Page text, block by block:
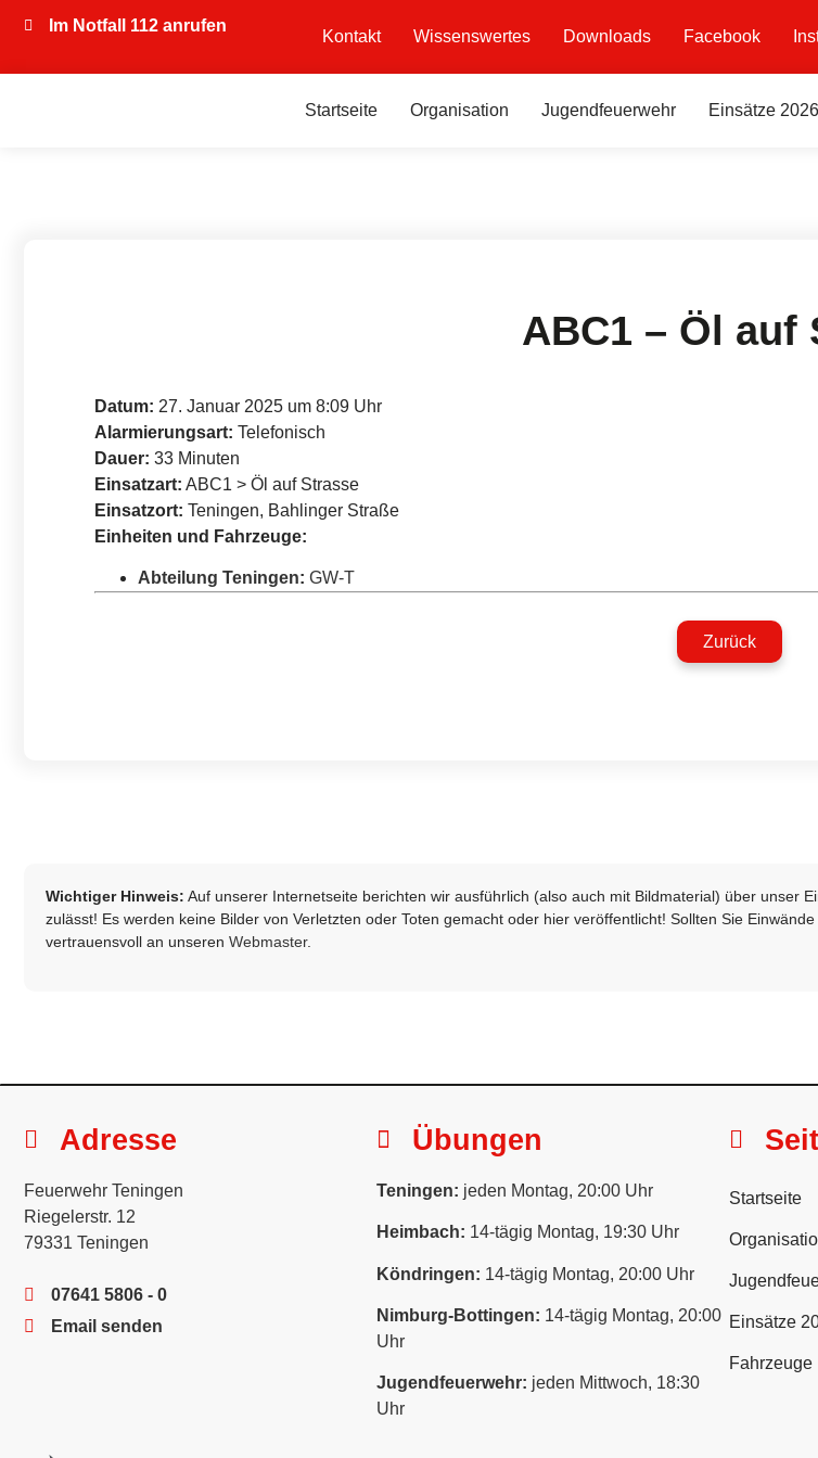
Im Notfall 112 anrufen
Kontakt Wissenswertes Downloads Facebook
Startseite Organisation Jugendfeuerwehr Einsätze 2026
ABC1 – Öl auf
Datum: 27. Januar 2025 um 8:09 Uhr
Alarmierungsart: Telefonisch
Dauer: 33 Minuten
Einsatzart: ABC1 > Öl auf Strasse
Einsatzort: Teningen, Bahlinger Straße
Einheiten und Fahrzeuge:
Abteilung Teningen: GW-T
Zurück
Wichtiger Hinweis: Auf unserer Internetseite berichten wir ausführlich (also auch mit Bildmaterial) über unser
zulässt! Es werden keine Bilder von Verletzten oder Toten gemacht oder hier veröffentlicht! Sollten Sie
vertrauensvoll an unseren Webmaster.
Adresse
Feuerwehr Teningen
Riegelerstr. 12
79331 Teningen
07641 5806 - 0
Email senden
Übungen
Teningen: jeden Montag, 20:00 Uhr
Heimbach: 14-tägig Montag, 19:30 Uhr
Köndringen: 14-tägig Montag, 20:00 Uhr
Nimburg-Bottingen: 14-tägig Montag, 20:00
Uhr
Jugendfeuerwehr: jeden Mittwoch, 18:30
Uhr
Startseite
Einsätze
Fahrzeuge